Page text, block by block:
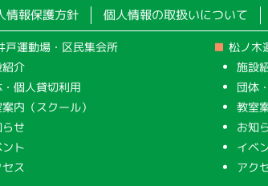
情報保護方針 個人情報の取扱いについて
戸運動場・区民集会所
介
・個人貸切利用
内（スクール）
せ
ト
ス
松ノ木
施設
団体
教室
お知
イベ
アク